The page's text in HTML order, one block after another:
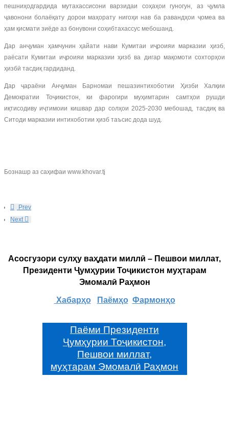
пешниҳодгардида мутахассисони варзидаи соҳаҳои гуногун, аз ҷумла
ҷавонони болаёқату дорои маҳорату нигоҳи нав ба равандҳои ҷомеа ва
ҳам қисмати зиёде аз бонувони соҳибтахассус мебошанд.
Дар анҷуман ҳамчунин ҳайати нави Кумитаи иҷроияи марказии ҳизб,
раёсати Кумитаи иҷроияи марказии ҳизб ва дигар мақомоти сохторҳои
ҳизбӣ тасдиқ гардиданд.
Дар ҷараёни Анҷуман Барномаи пешазинтихоботии Ҳизби Халқии
Демократии Тоҷикистон, ки фарогири муҳимтарин самтҳои рушди
иқтисодиву иҷтимоии кишвар дар солҳои 2025-2030 мебошад, тасдиқ ва
Ситоди марказии интихоботии ҳизб таъсис дода шуд.
Бознашр аз саҳифаи www.khovar.tj
Prev
Next
Асосгузори сулҳу ваҳдати миллӣ – Пешвои миллат,
Президенти Ҷумҳурии Тоҷикистон муҳтарам
Эмомалӣ Раҳмон
Хабарҳо Паёмҳо Фармонҳо
Паёми Президенти
Ҷумҳурии Тоҷикистон,
Пешвои миллат,
муҳтарам Эмомалӣ Раҳмон